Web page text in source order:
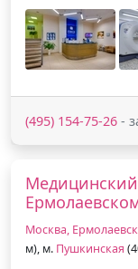
(495) 154-75-26 -
Москва,
м), м. Пушкинская